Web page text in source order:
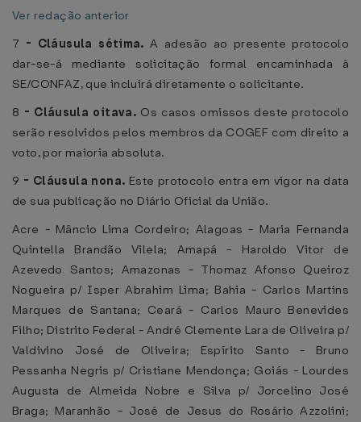
Ver redação anterior
7 - Cláusula sétima.A adesão ao presente protocolo
dar-se-á mediante solicitação formal encaminhada à
SE/CONFAZ, que incluirá diretamente o solicitante.
8 - Cláusula oitava. Os casos omissos deste protocolo
serão resolvidos pelos membros da COGEF com direito a
voto, por maioria absoluta.
9 - Cláusula nona. Este protocolo entra em vigor na data
de sua publicação no Diário Oficial da União.
Acre - Mâncio Lima Cordeiro; Alagoas - Maria Fernanda
Quintella Brandão Vilela; Amapá - Haroldo Vitor de
Azevedo Santos; Amazonas - Thomaz Afonso Queiroz
Nogueira p/ Isper Abrahim Lima; Bahia - Carlos Martins
Marques de Santana; Ceará - Carlos Mauro Benevides
Filho; Distrito Federal - André Clemente Lara de Oliveira p/
Valdivino José de Oliveira; Espírito Santo - Bruno
Pessanha Negris p/ Cristiane Mendonça; Goiás - Lourdes
Augusta de Almeida Nobre e Silva p/ Jorcelino José
Braga; Maranhão - José de Jesus do Rosário Azzolini;